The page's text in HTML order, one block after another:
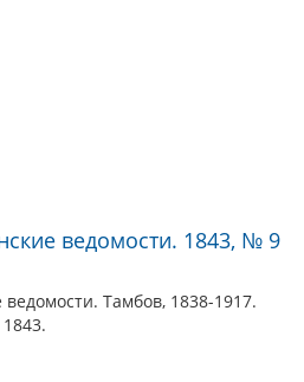
ведомости. 1843, № 9
ведомости. Тамбов, 1838-1917.